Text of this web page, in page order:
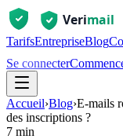
TarifsEntrepriseBlog
Se connecter
Accueil›Blog›E-mails
des inscriptions ?
7 min